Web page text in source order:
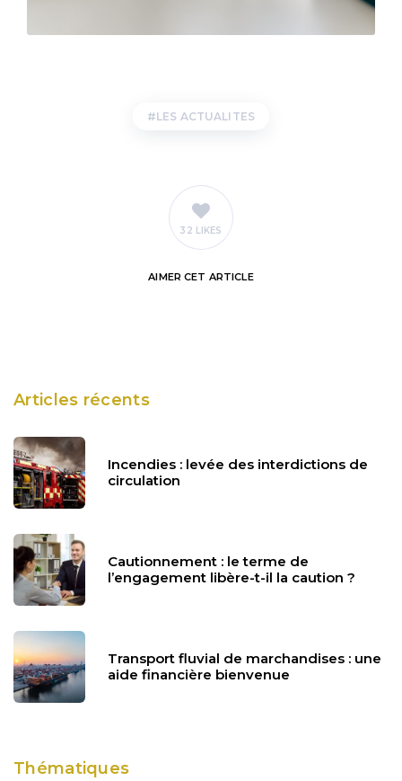
LES ACTUALITES
32 LIKES
AIMER CET ARTICLE
Articles récents
Incendies : levée des interdictions de
circulation
Cautionnement : le terme de
l’engagement libère-t-il la caution ?
Transport fluvial de marchandises : une
aide financière bienvenue
Thématiques